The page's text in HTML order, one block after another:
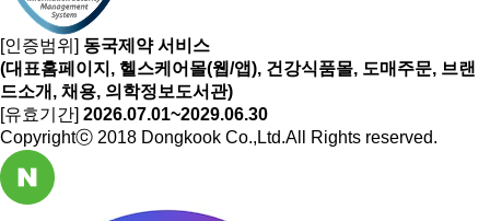
[인증범위] 동국제약 서비스
(대표홈페이지, 헬스케어몰(웹/앱), 건강식품몰, 도매주문, 브랜
드소개, 채용, 의학정보도서관)
[유효기간] 2026.07.01~2029.06.30
Copyrightⓒ 2018 Dongkook Co.,Ltd.All Rights reserved.